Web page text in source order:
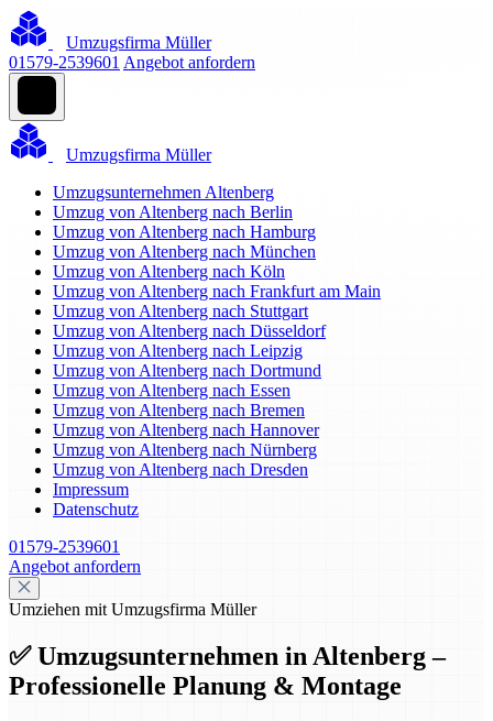
Umzugsfirma Müller
01579-2539601 Angebot anfordern
Umzugsfirma Müller
Umzugsunternehmen Altenberg
Umzug von Altenberg nach Berlin
Umzug von Altenberg nach Hamburg
Umzug von Altenberg nach München
Umzug von Altenberg nach Köln
Umzug von Altenberg nach Frankfurt am Main
Umzug von Altenberg nach Stuttgart
Umzug von Altenberg nach Düsseldorf
Umzug von Altenberg nach Leipzig
Umzug von Altenberg nach Dortmund
Umzug von Altenberg nach Essen
Umzug von Altenberg nach Bremen
Umzug von Altenberg nach Hannover
Umzug von Altenberg nach Nürnberg
Umzug von Altenberg nach Dresden
Impressum
Datenschutz
01579-2539601
Angebot anfordern
Umziehen mit Umzugsfirma Müller
✅ Umzugsunternehmen in Altenberg –
Professionelle Planung & Montage